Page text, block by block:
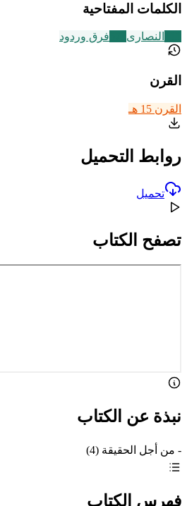
الكلمات المفتاحية
النصارى فرق وردود
القرن
القرن 15 هـ
روابط التحميل
تحميل
تصفح الكتاب
نبذة عن الكتاب
- من أجل الحقيقة (4)
فهرس الكتاب